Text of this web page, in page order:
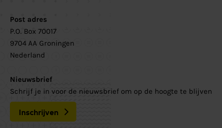
Post adres
P.O. Box 70017
9704 AA Groningen
Nederland
Nieuwsbrief
Schrijf je in voor de nieuwsbrief om op de hoogte te blijven
Inschrijven